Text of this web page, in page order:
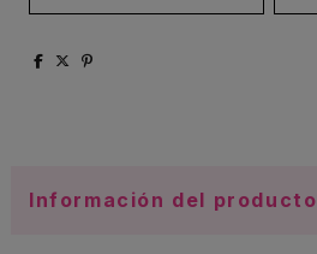
Información del producto